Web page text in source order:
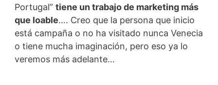
Portugal” tiene un trabajo de marketing más
que loable…. Creo que la persona que inicio
está campaña o no ha visitado nunca Venecia
o tiene mucha imaginación, pero eso ya lo
veremos más adelante…